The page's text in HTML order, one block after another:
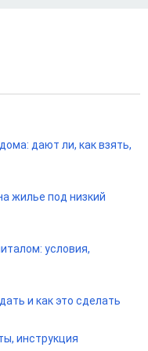
дают ли, как взять,
жилье под низкий
условия,
и как это сделать
инструкция